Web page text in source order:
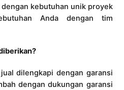
kebutuhan unik proyek
Anda dengan tim
dilengkapi dengan garansi
dengan dukungan garansi